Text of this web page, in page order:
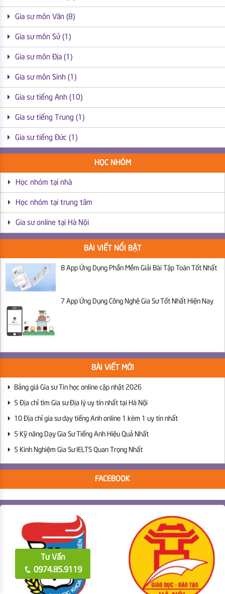
Gia sư môn Văn (8)
Gia sư môn Sử (1)
Gia sư môn Địa (1)
Gia sư môn Sinh (1)
Gia sư tiếng Anh (10)
Gia sư tiếng Trung (1)
Gia sư tiếng Đức (1)
HỌC NHÓM
Học nhóm tại nhà
Học nhóm tại trung tâm
Gia sư online tại Hà Nội
BÀI VIẾT NỔI BẬT
8 App Ứng Dụng Phần Mềm Giải Bài Tập Toán Tốt Nhất
7 App Ứng Dụng Công Nghệ Gia Sư Tốt Nhất Hiện Nay
BÀI VIẾT MỚI
Bảng giá Gia sư Tin học online cập nhật 2026
5 Địa chỉ tìm Gia sư Địa lý uy tín nhất tại Hà Nội
10 Địa chỉ gia sư dạy tiếng Anh online 1 kèm 1 uy tín nhất
5 Kỹ năng Dạy Gia Sư Tiếng Anh Hiệu Quả Nhất
5 Kinh Nghiệm Gia Sư IELTS Quan Trọng Nhất
FACEBOOK
Tư Vấn
0974.85.9119